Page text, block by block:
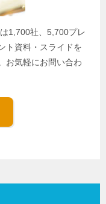
1,700社、5,700プレ
ト資料・スライドを
お気軽にお問い合わ